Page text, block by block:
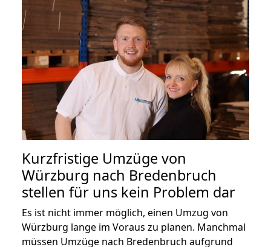
Kurzfristige Umzüge von
Würzburg nach Bredenbruch
stellen für uns kein Problem dar
Es ist nicht immer möglich, einen Umzug von
Würzburg lange im Voraus zu planen. Manchmal
müssen Umzüge nach Bredenbruch aufgrund